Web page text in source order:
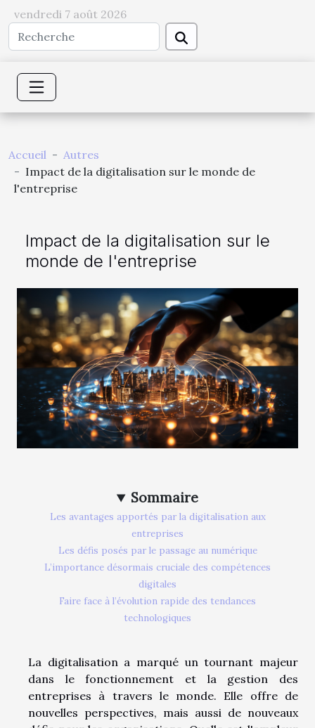
vendredi 7 août 2026
Accueil
Autres
Impact de la digitalisation sur le monde de
l'entreprise
Impact de la digitalisation sur le
monde de l'entreprise
Sommaire
Les avantages apportés par la digitalisation aux
entreprises
Les défis posés par le passage au numérique
L’importance désormais cruciale des compétences
digitales
Faire face à l’évolution rapide des tendances
technologiques
La digitalisation a marqué un tournant majeur
dans le fonctionnement et la gestion des
entreprises à travers le monde. Elle offre de
nouvelles perspectives, mais aussi de nouveaux